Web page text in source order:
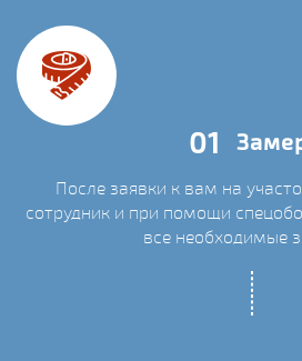
01
После заявки к вам на
сотрудник и при помощи
все необходимые